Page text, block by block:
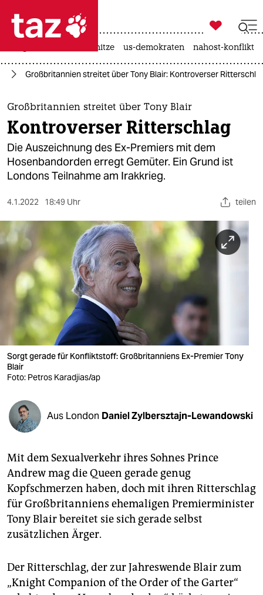
 taz zahl ich
taz zahl ich
themen
politik
öko
sport
berlin
nord
wahrheit
verlag
verlag
shop
fragen & hilfe
unterstützen
abo
genossenschaft
epaper login

taz zahl ich
hitze us-demokraten nahost-konflikt
Großbritannien streitet über Tony Blair: Kontroverser
Großbritannien streitet über Tony Blair
Kontroverser Ritterschlag
Die Auszeichnung des Ex-Premiers mit dem
Hosenbandorden erregt Gemüter. Ein Grund ist
Londons Teilnahme am Irakkrieg.
4.1.2022 18:49 Uhr teilen
Sorgt gerade für Konfliktstoff: Großbritanniens Ex-Premier Tony
Blair
Foto: Petros Karadjias/ap
Aus London Daniel Zylbersztajn-Lewandowski
Mit dem Sexualverkehr ihres Sohnes Prince
Andrew mag die Queen gerade genug
Kopfschmerzen haben, doch mit ihren Ritterschlag
für Großbritanniens ehemaligen Premierminister
Tony Blair bereitet sie sich gerade selbst
zusätzlichen Ärger.
Der Ritterschlag, der zur Jahreswende Blair zum
„Knight Companion of the Order of the Garter“